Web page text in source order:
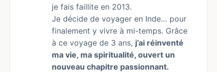
je fais faillite en 2013.
Je décide de voyager en Inde… pour
finalement y vivre à mi-temps. Grâce
à ce voyage de 3 ans, j’ai réinventé
ma vie, ma spiritualité, ouvert un
nouveau chapitre passionnant.